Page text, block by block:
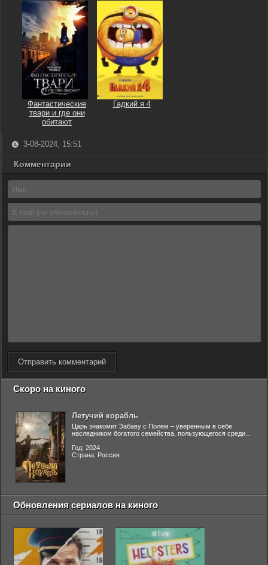
Фантастические
твари и где они
обитают
Гадкий я 4
3-08-2024, 15:51
Комментарии
Отправить комментарий
Скоро на киного
Летучий корабль
Царь знакомит Забаву с Полем – уверенным в себе
наследником богатого семейства, пользующегося среди...
Год: 2024
Страна: Россия
Обновления сериалов на киного